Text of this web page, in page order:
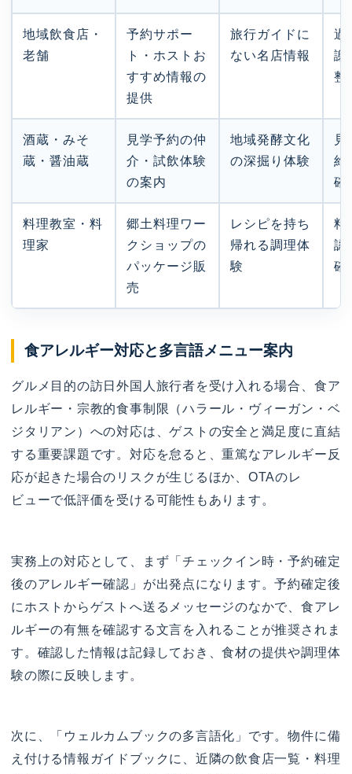
地域飲食店・
老舗
予約サポー
ト・ホストお
すすめ情報の
提供
旅行ガイドに
ない名店情報
過
謝
整
酒蔵・みそ
蔵・醤油蔵
見学予約の仲
介・試飲体験
の案内
地域発酵文化
の深掘り体験
見
約
確
料理教室・料
理家
郷土料理ワー
クショップの
パッケージ販
売
レシピを持ち
帰れる調理体
験
料
認
確
食アレルギー対応と多言語メニュー案内
グルメ目的の訪日外国人旅行者を受け入れる場合、食ア
レルギー・宗教的食事制限（ハラール・ヴィーガン・ベ
ジタリアン）への対応は、ゲストの安全と満足度に直結
する重要課題です。対応を怠ると、重篤なアレルギー反
応が起きた場合のリスクが生じるほか、OTAのレ
ビューで低評価を受ける可能性もあります。
実務上の対応として、まず「チェックイン時・予約確定
後のアレルギー確認」が出発点になります。予約確定後
にホストからゲストへ送るメッセージのなかで、食アレ
ルギーの有無を確認する文言を入れることが推奨されま
す。確認した情報は記録しておき、食材の提供や調理体
験の際に反映します。
次に、「ウェルカムブックの多言語化」です。物件に備
え付ける情報ガイドブックに、近隣の飲食店一覧・料理